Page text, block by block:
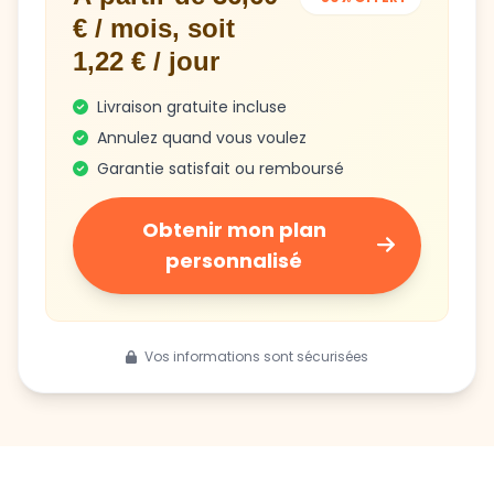
€ / mois, soit
1,22 € / jour
Livraison gratuite incluse
Annulez quand vous voulez
Garantie satisfait ou remboursé
Obtenir mon plan
personnalisé
Vos informations sont sécurisées